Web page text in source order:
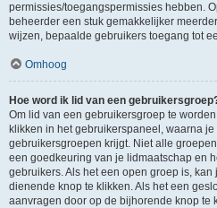
permissies/toegangspermissies hebben.
beheerder een stuk gemakkelijker
wijzen, bepaalde gebruikers toegang tot
Omhoog
Hoe word ik lid van een
Om lid van een gebruikersgroep te
klikken in het gebruikerspaneel, waarna
gebruikersgroepen krijgt. Niet alle
een goedkeuring van je lidmaatschap en
gebruikers. Als het een open groep is,
dienende knop te klikken. Als het een
aanvragen door op de bijhorende knop te